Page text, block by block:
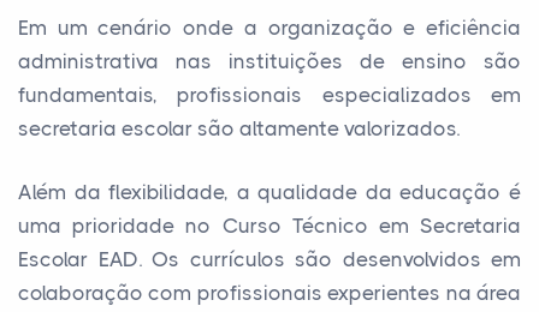
Em um cenário onde a organização e eficiência
administrativa nas instituições de ensino são
fundamentais, profissionais especializados em
secretaria escolar são altamente valorizados.
Além da flexibilidade, a qualidade da educação é
uma prioridade no Curso Técnico em Secretaria
Escolar EAD. Os currículos são desenvolvidos em
colaboração com profissionais experientes na área